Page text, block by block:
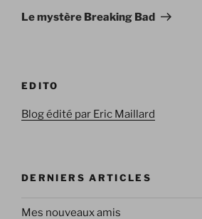
suivant
Le mystère Breaking Bad
EDITO
Blog édité par Eric Maillard
DERNIERS ARTICLES
Mes nouveaux amis